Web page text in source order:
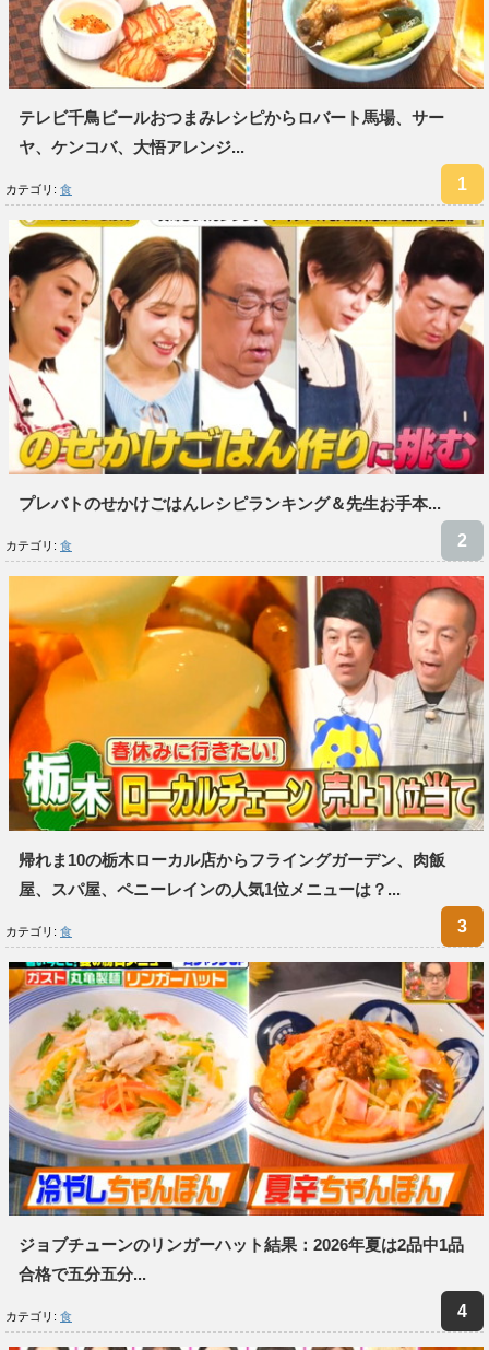
テレビ千鳥ビールおつまみレシピからロバート馬場、サー
ヤ、ケンコバ、大悟アレンジ...
カテゴリ: 食
プレバトのせかけごはんレシピランキング＆先生お手本...
カテゴリ: 食
帰れま10の栃木ローカル店からフライングガーデン、肉飯
屋、スパ屋、ペニーレインの人気1位メニューは？...
カテゴリ: 食
ジョブチューンのリンガーハット結果：2026年夏は2品中1品
合格で五分五分...
カテゴリ: 食